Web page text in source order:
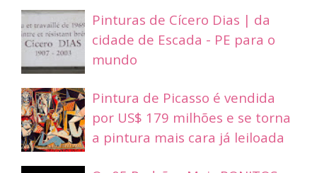
Pinturas de Cícero Dias | da
cidade de Escada - PE para o
mundo
Pintura de Picasso é vendida
por US$ 179 milhões e se torna
a pintura mais cara já leiloada